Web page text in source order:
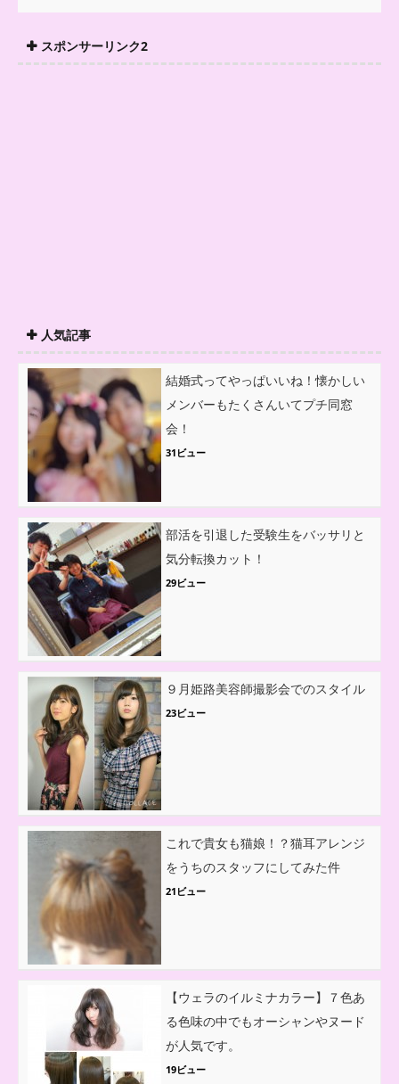
スポンサーリンク2
人気記事
結婚式ってやっぱいいね！懐かしい
メンバーもたくさんいてプチ同窓
会！
31ビュー
部活を引退した受験生をバッサリと
気分転換カット！
29ビュー
９月姫路美容師撮影会でのスタイル
23ビュー
これで貴女も猫娘！？猫耳アレンジ
をうちのスタッフにしてみた件
21ビュー
【ウェラのイルミナカラー】７色あ
る色味の中でもオーシャンやヌード
が人気です。
19ビュー